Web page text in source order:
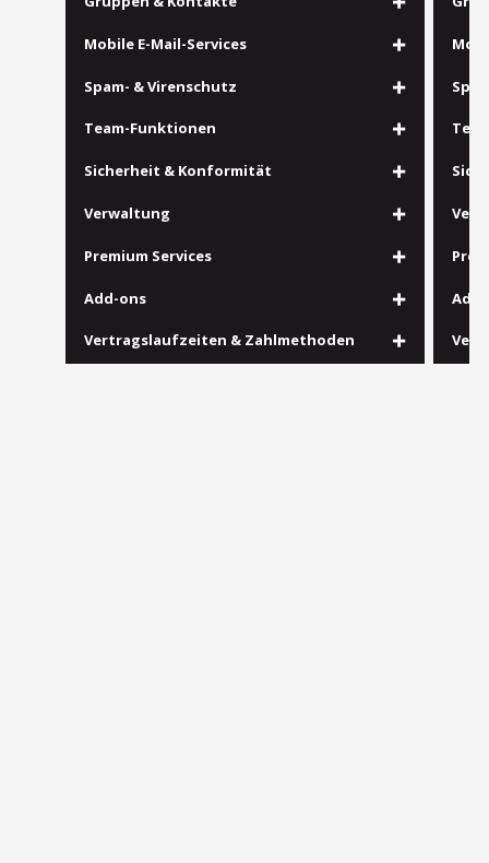
Mobile E-Mail-Services
Spam- & Virenschutz
Team-Funktionen
Sicherheit & Konformität
Verwaltung
Premium Services
Add-ons
Vertragslaufzeiten & Zahlmethoden